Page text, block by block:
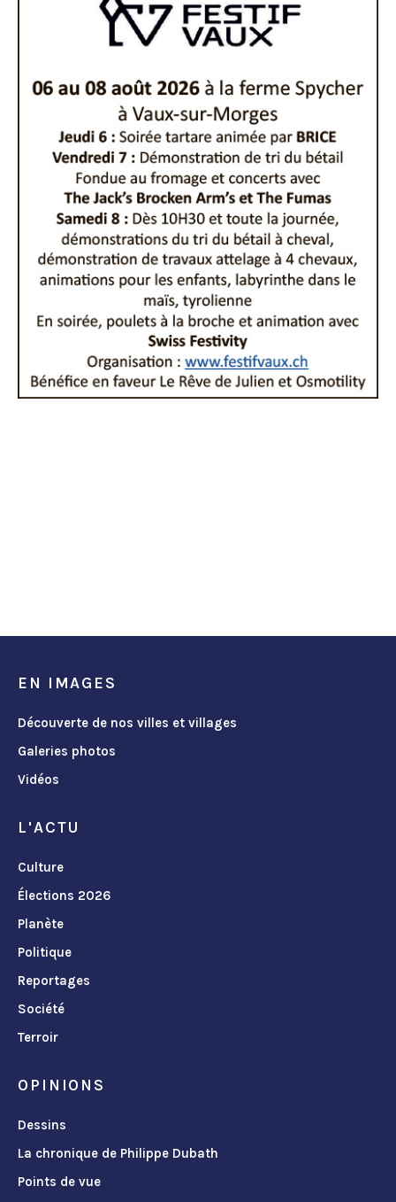
EN IMAGES
Découverte de nos villes et villages
Galeries photos
Vidéos
L'ACTU
Culture
Élections 2026
Planète
Politique
Reportages
Société
Terroir
OPINIONS
Dessins
La chronique de Philippe Dubath
Points de vue